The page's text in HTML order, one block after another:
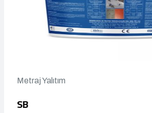
Metraj Yalıtım
SB